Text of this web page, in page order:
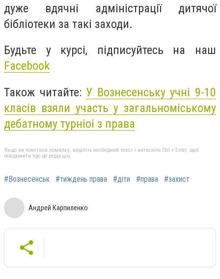
дуже вдячні адміністрації дитячої
бібліотеки за такі заходи.
Будьте у курсі, підписуйтесь на наш
Facebook
Також читайте: У Вознесенську учні 9-10
класів взяли участь у загальноміському
дебатному турніоі з права
Якщо ви помітили помилку, виділіть необхідний текст і натисніть Ctrl + Enter, щоб
повідомити про це редакцію
#Вознесенськ #тиждень права #діти #права #захист
Андрей Карпиленко